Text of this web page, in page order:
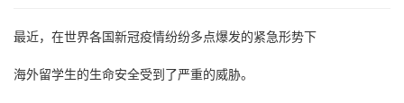
最近，在世界各国新冠疫情纷纷多点爆发的紧急形势下
海外留学生的生命安全受到了严重的威胁。